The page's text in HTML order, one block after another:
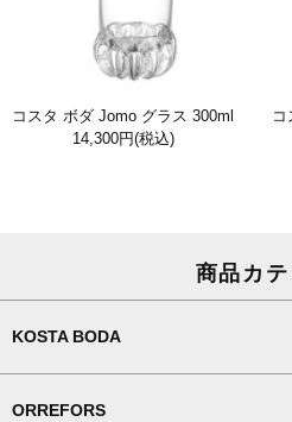
コスタ ボダ Jomo グラス 300ml
14,300円(税込)
コ
商品カテ
KOSTA BODA
ORREFORS